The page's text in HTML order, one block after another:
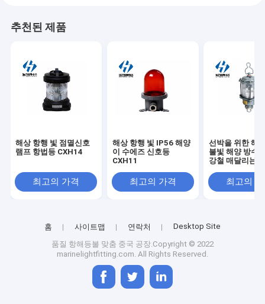
추천된 제품
해상 항행 빛 점멸신호
램프 항법등 CXH14
최고의 가격
해상 항행 빛 IP56 해양
이 수에즈 신호등
CXH11
최고의 가격
선박을 위한 해
불빛 해양 방수
강철 매달리는
최고의
홈 사이트맵 연락처 Desktop Site
품질 항해등불 맞춤 중국 공장.Copyright © 2022
marinelightfitting.com. All Rights Reserved.